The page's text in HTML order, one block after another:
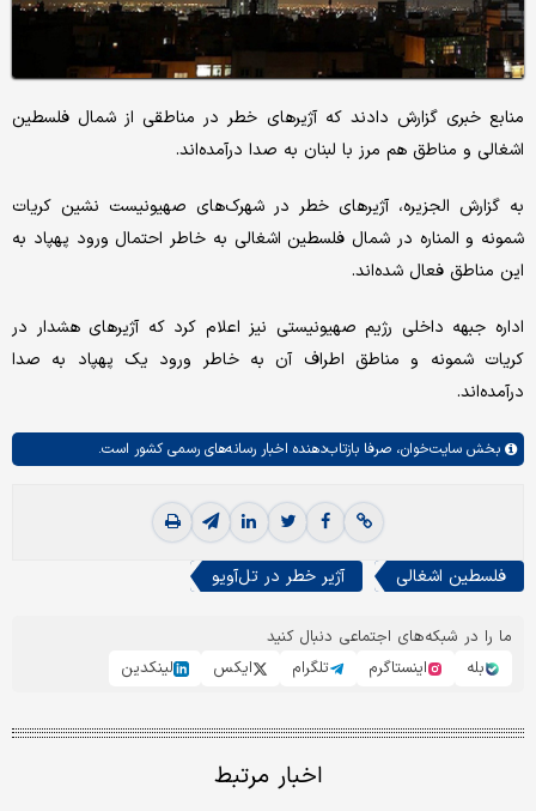
منابع خبری گزارش دادند که آژیرهای خطر در مناطقی از شمال فلسطین
اشغالی و مناطق هم مرز با لبنان به صدا درآمده‌اند.
به گزارش الجزیره، آژیرهای خطر در شهرک‌های صهیونیست نشین کریات
شمونه و المناره در شمال فلسطین اشغالی به خاطر احتمال ورود پهپاد به
این مناطق فعال شده‌اند.
اداره جبهه داخلی رژیم صهیونیستی نیز اعلام کرد که آژیرهای هشدار در
کریات شمونه و مناطق اطراف آن به خاطر ورود یک پهپاد به صدا
درآمده‌اند.
بخش سایت‌خوان، صرفا بازتاب‌دهنده اخبار رسانه‌های رسمی کشور است.
فلسطین اشغالی آژیر خطر در تل‌آویو
ما را در شبکه‌های اجتماعی دنبال کنید
بله
اینستاگرم تلگرام ایکس لینکدین
اخبار مرتبط